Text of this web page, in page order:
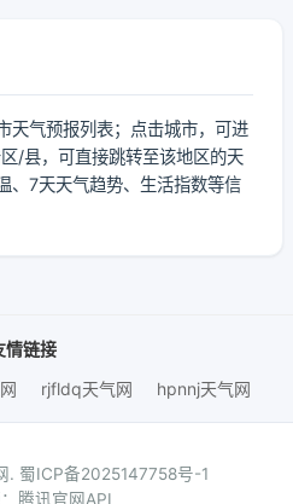
天气预报列表；点击城市，可进
/县，可直接跳转至该地区的天
、7天天气趋势、生活指数等信
情链接
rjfldq天气网 hpnnj天气网
. 蜀ICP备2025147758号-1
腾讯官网API